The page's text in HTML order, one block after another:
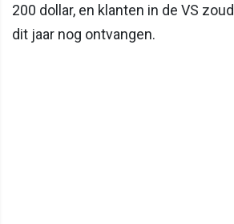
200 dollar, en klanten in de VS
dit jaar nog ontvangen.